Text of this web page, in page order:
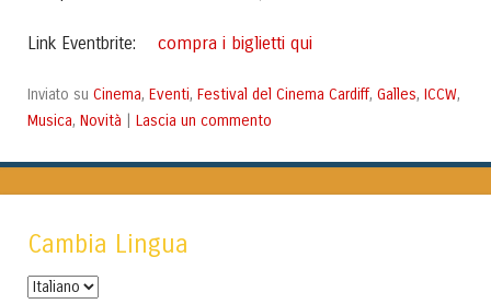
Link Eventbrite: compra i biglietti qui
Inviato su Cinema, Eventi, Festival del Cinema Cardiff, Galles, ICCW,
Musica, Novità Lascia un commento
Cambia Lingua
Cambia